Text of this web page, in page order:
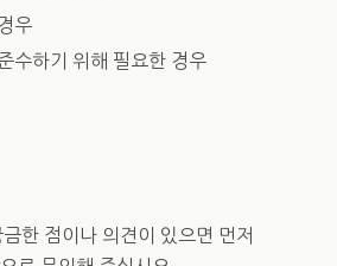
우
수하기 위해 필요한 경우
한 점이나 의견이 있으면 먼저